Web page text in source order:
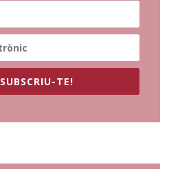
SUBSCRIU-TE!